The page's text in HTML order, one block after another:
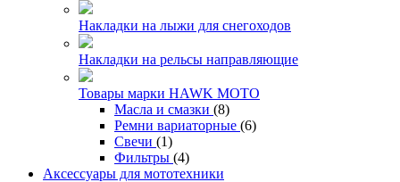
Накладки на лыжи для снегоходов
Накладки на рельсы направляющие
Товары марки HAWK MOTO
Масла и смазки (8)
Ремни вариаторные (6)
Свечи (1)
Фильтры (4)
Аксессуары для мототехники